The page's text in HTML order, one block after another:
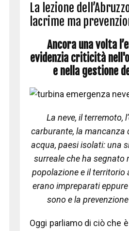
La lezione
lacrime ma
Ancora una volta
evidenzia criticità
e nella gestione
La neve, il terremoto,
carburante, la mancanza
acqua, paesi isolati: una
surreale che ha segnato
popolazione e il territorio
erano impreparati
sono e la
Oggi parliamo di ciò che